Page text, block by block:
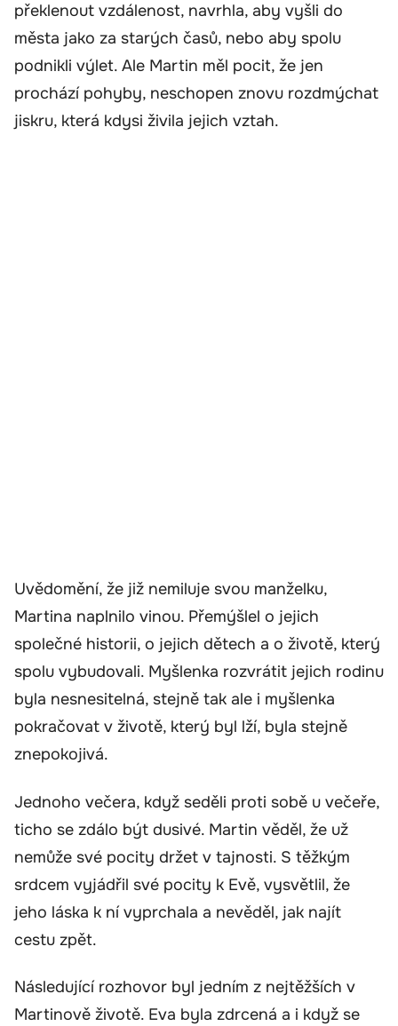
překlenout vzdálenost, navrhla, aby vyšli do
města jako za starých časů, nebo aby spolu
podnikli výlet. Ale Martin měl pocit, že jen
prochází pohyby, neschopen znovu rozdmýchat
jiskru, která kdysi živila jejich vztah.
Uvědomění, že již nemiluje svou manželku,
Martina naplnilo vinou. Přemýšlel o jejich
společné historii, o jejich dětech a o životě, který
spolu vybudovali. Myšlenka rozvrátit jejich rodinu
byla nesnesitelná, stejně tak ale i myšlenka
pokračovat v životě, který byl lží, byla stejně
znepokojivá.
Jednoho večera, když seděli proti sobě u večeře,
ticho se zdálo být dusivé. Martin věděl, že už
nemůže své pocity držet v tajnosti. S těžkým
srdcem vyjádřil své pocity k Evě, vysvětlil, že
jeho láska k ní vyprchala a nevěděl, jak najít
cestu zpět.
Následující rozhovor byl jedním z nejtěžších v
Martinově životě. Eva byla zdrcená a i když se